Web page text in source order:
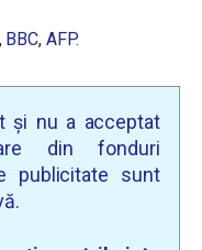
BBC,AFP.
și nu a acceptat
din fonduri
publicitate sunt